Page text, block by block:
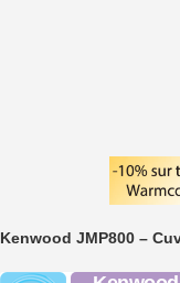
Kenwood JMP800 –